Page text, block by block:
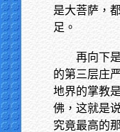
是大菩萨，
足。
再向下
的第三层庄
地界的掌教
佛，这就是
究竟最高的